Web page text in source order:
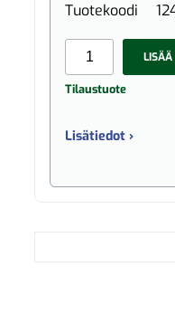
Tuotekoodi
LISÄÄ
Tilaustuote
Lisätiedot ›